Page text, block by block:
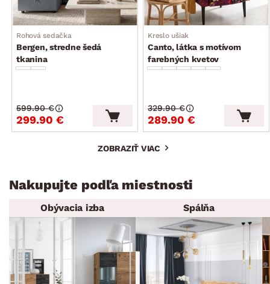
Rohová sedačka
Bergen, stredne šedá
tkanina
299.90 €
599.90 €
Kreslo ušiak
Canto, látka s motívom
farebných kvetov
289.90 €
329.90 €
ZOBRAZIŤ VIAC
Nakupujte podľa miestnosti
Obývacia izba Spálňa